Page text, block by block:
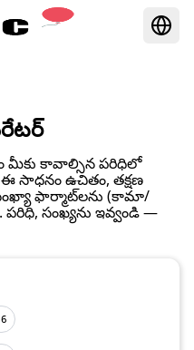
మీకు కావాల్సిన పరిధిలో
ఈ సాధనం ఉచితం, తక్షణ
ఫార్మాట్‌లను (కామా/
సంఖ్యను ఇవ్వండి —